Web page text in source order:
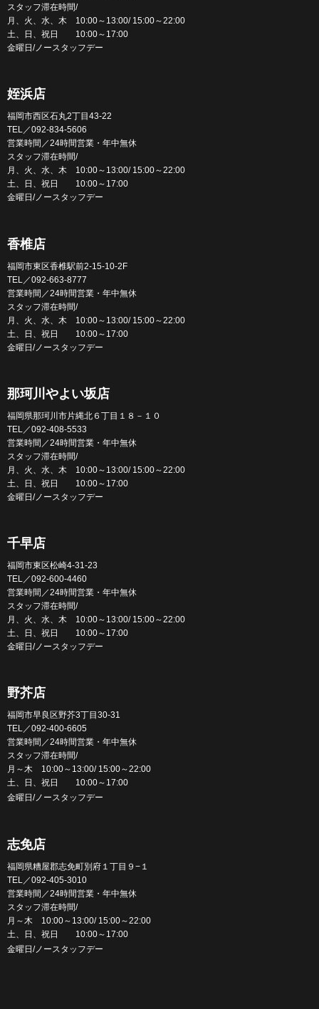
スタッフ滞在時間/
月、火、水、木 10:00～13:00/ 15:00～22:00
土、日、祝日 10:00～17:00
金曜日/ノースタッフデー
姪浜店
福岡市西区石丸2丁目43-22
TEL／092-834-5606
営業時間／24時間営業・年中無休
スタッフ滞在時間/
月、火、水、木 10:00～13:00/ 15:00～22:00
土、日、祝日 10:00～17:00
金曜日/ノースタッフデー
香椎店
福岡市東区香椎駅前2-15-10-2F
TEL／092-663-8777
営業時間／24時間営業・年中無休
スタッフ滞在時間/
月、火、水、木 10:00～13:00/ 15:00～22:00
土、日、祝日 10:00～17:00
金曜日/ノースタッフデー
那珂川やよい坂店
福岡県那珂川市片縄北６丁目１８－１０
TEL／092-408-5533
営業時間／24時間営業・年中無休
スタッフ滞在時間/
月、火、水、木 10:00～13:00/ 15:00～22:00
土、日、祝日 10:00～17:00
金曜日/ノースタッフデー
千早店
福岡市東区松崎4-31-23
TEL／092-600-4460
営業時間／24時間営業・年中無休
スタッフ滞在時間/
月、火、水、木 10:00～13:00/ 15:00～22:00
土、日、祝日 10:00～17:00
金曜日/ノースタッフデー
野芥店
福岡市早良区野芥3丁目30-31
TEL／092-400-6605
営業時間／24時間営業・年中無休
スタッフ滞在時間/
月～木 10:00～13:00/ 15:00～22:00
土、日、祝日 10:00～17:00
金曜日/ノースタッフデー
志免店
福岡県糟屋郡志免町別府１丁目９−１
TEL／092-405-3010
営業時間／24時間営業・年中無休
スタッフ滞在時間/
月～木 10:00～13:00/ 15:00～22:00
土、日、祝日 10:00～17:00
金曜日/ノースタッフデー